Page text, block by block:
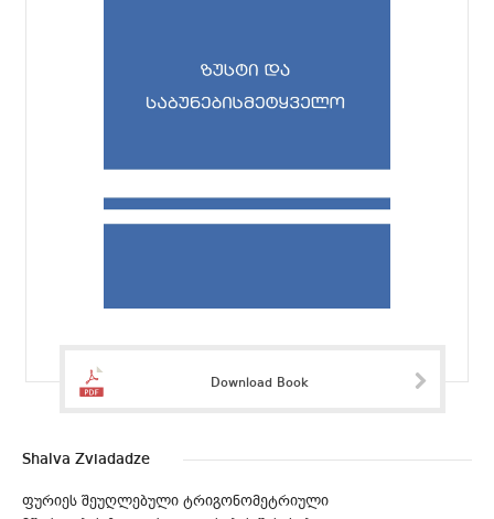
Download Book
Shalva Zviadadze
ფურიეს შეუღლებული ტრიგონომეტრიული